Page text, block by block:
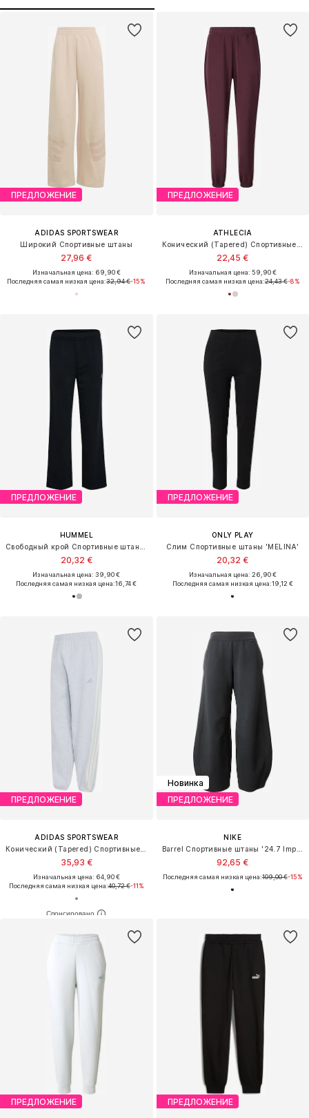
ПРЕДЛОЖЕНИЕ
ADIDAS SPORTSWEAR
Широкий Спортивные штаны
27,96 €
Изначальная цена: 69,90 €
Последняя самая низкая цена:32,94 €-15%
ПРЕДЛОЖЕНИЕ
ATHLECIA
22,45 €
Изначальная цена: 59,90 €
Последняя самая низкая цена:24,43 €-8%
ПРЕДЛОЖЕНИЕ
HUMMEL
20,32 €
Изначальная цена: 39,90 €
Последняя самая низкая цена:16,74 €
ПРЕДЛОЖЕНИЕ
ONLY PLAY
Слим Спортивные штаны 'MELINA'
20,32 €
Изначальная цена: 26,90 €
Последняя самая низкая цена:19,12 €
ПРЕДЛОЖЕНИЕ
ADIDAS SPORTSWEAR
35,93 €
Изначальная цена: 64,90 €
Последняя самая низкая цена:40,72 €-11%
Новинка
ПРЕДЛОЖЕНИЕ
NIKE
92,65 €
Последняя самая низкая цена:109,00 €-15%
ПРЕДЛОЖЕНИЕ ПРЕДЛОЖЕНИЕ